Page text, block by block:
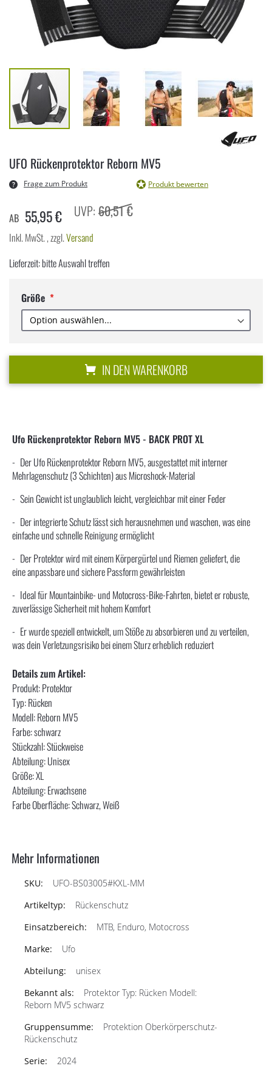
der
Bildergalerie
springen
UFO Rückenprotektor Reborn MV5
Frage zum Produkt Produkt bewerten
AB 55,95 € 60,51 €
Inkl. MwSt.,zzgl.Versand
Lieferzeit: bitte Auswahl treffen
Größe
IN DEN WARENKORB
Ufo Rückenprotektor Reborn MV5 - BACK PROT XL
Der Ufo Rückenprotektor Reborn MV5, ausgestattet mit interner
Mehrlagenschutz (3 Schichten) aus Microshock-Material
Sein Gewicht ist unglaublich leicht, vergleichbar mit einer Feder
Der integrierte Schutz lässt sich herausnehmen und waschen, was eine
einfache und schnelle Reinigung ermöglicht
Der Protektor wird mit einem Körpergürtel und Riemen geliefert, die
eine anpassbare und sichere Passform gewährleisten
Ideal für Mountainbike- und Motocross-Bike-Fahrten, bietet er robuste,
zuverlässige Sicherheit mit hohem Komfort
Er wurde speziell entwickelt, um Stöße zu absorbieren und zu verteilen,
was dein Verletzungsrisiko bei einem Sturz erheblich reduziert
Details zum Artikel:
Produkt: Protektor
Typ: Rücken
Modell: Reborn MV5
Farbe: schwarz
Stückzahl: Stückweise
Abteilung: Unisex
Größe: XL
Abteilung: Erwachsene
Farbe Oberfläche: Schwarz, Weiß
Mehr Informationen
UFO-BS03005#KXL-MM
Rückenschutz
MTB, Enduro, Motocross
Ufo
unisex
Protektor Typ: Rücken Modell:
Reborn MV5 schwarz
Protektion Oberkörperschutz-
Rückenschutz
2024